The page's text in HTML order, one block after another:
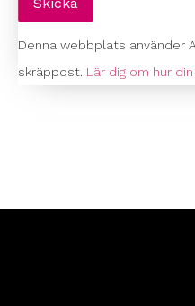
Denna webbplats använder
skräppost. Lär dig om hur